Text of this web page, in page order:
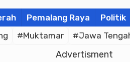
Pemalang Raya Politik
#Muktamar #Jawa
Advertisment